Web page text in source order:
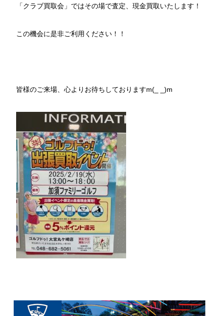
「クラブ買取会」ではその場で査定、現金買取いたします！
この機会に是非ご利用ください！！
皆様のご来場、心よりお待ちしておりますm(_ _)m